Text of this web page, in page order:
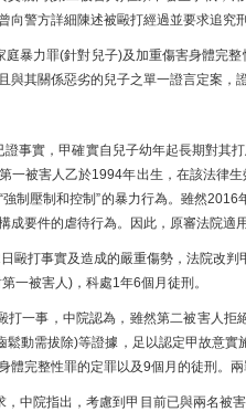
向警方詳細陳述被毆打經過並要求追究刑
暴力罪(針對兒子)及加重傷害身體完
與其關係惡劣的兒子之單一證言定案，
事實，甲確實自兒子幼年起長期對其
一被害人乙於1994年出生，在該法律
制壓制和控制”的暴力行為。雖然
成要件的虐待行為。因此，原審法院適
打事實及造成的嚴重傷勢，法院改判
一被害人)，科處1年6個月徒刑。
一事，中院認為，雖然第二被害人拒
動需拔除)等證據，足以認定甲故意
體完整性罪的定罪以及9個月的徒刑。
中院指出，考慮到甲目前已與兩名被